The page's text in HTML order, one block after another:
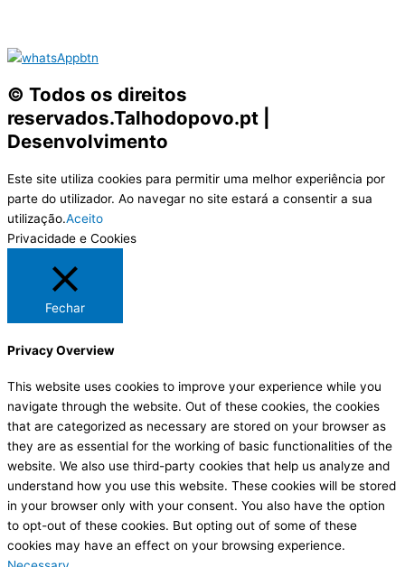
© Todos os direitos
reservados.Talhodopovo.pt |
Desenvolvimento
Este site utiliza cookies para permitir uma melhor experiência por
parte do utilizador. Ao navegar no site estará a consentir a sua
utilização.Aceito
Privacidade e Cookies
Fechar
Privacy Overview
This website uses cookies to improve your experience while you
navigate through the website. Out of these cookies, the cookies
that are categorized as necessary are stored on your browser as
they are as essential for the working of basic functionalities of the
website. We also use third-party cookies that help us analyze and
understand how you use this website. These cookies will be stored
in your browser only with your consent. You also have the option
to opt-out of these cookies. But opting out of some of these
cookies may have an effect on your browsing experience.